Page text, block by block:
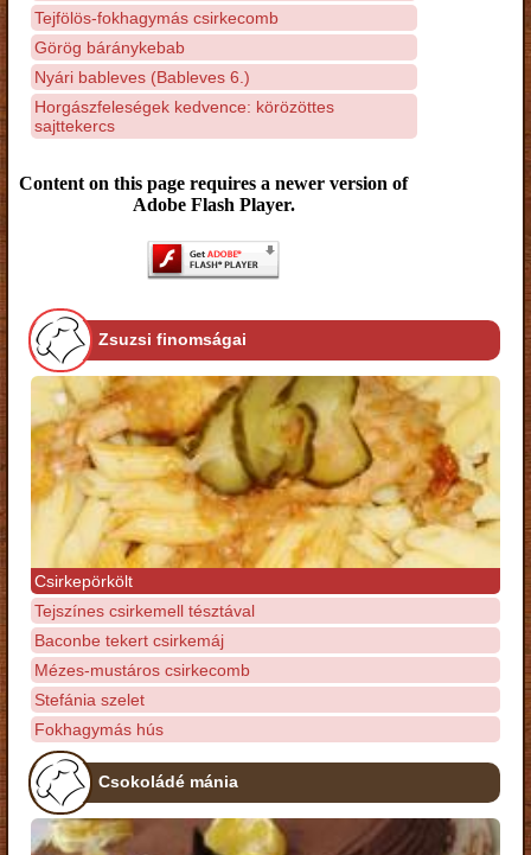
Tejfölös-fokhagymás csirkecomb
Görög báránykebab
Nyári bableves (Bableves 6.)
Horgászfeleségek kedvence: körözöttes
sajttekercs
Content on this page requires a newer version of
Adobe Flash Player.
Zsuzsi finomságai
Csirkepörkölt
Tejszínes csirkemell tésztával
Baconbe tekert csirkemáj
Mézes-mustáros csirkecomb
Stefánia szelet
Fokhagymás hús
Csokoládé mánia